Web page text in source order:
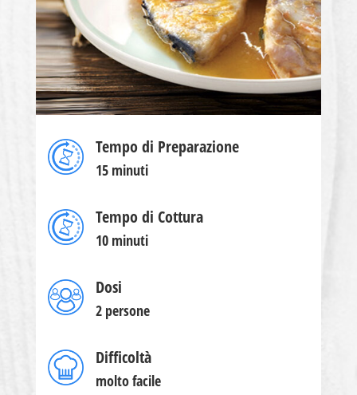
Tempo di Preparazione
15 minuti
Tempo di Cottura
10 minuti
Dosi
2 persone
Difficoltà
molto facile